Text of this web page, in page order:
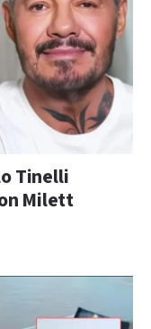
Tinelli
Milett